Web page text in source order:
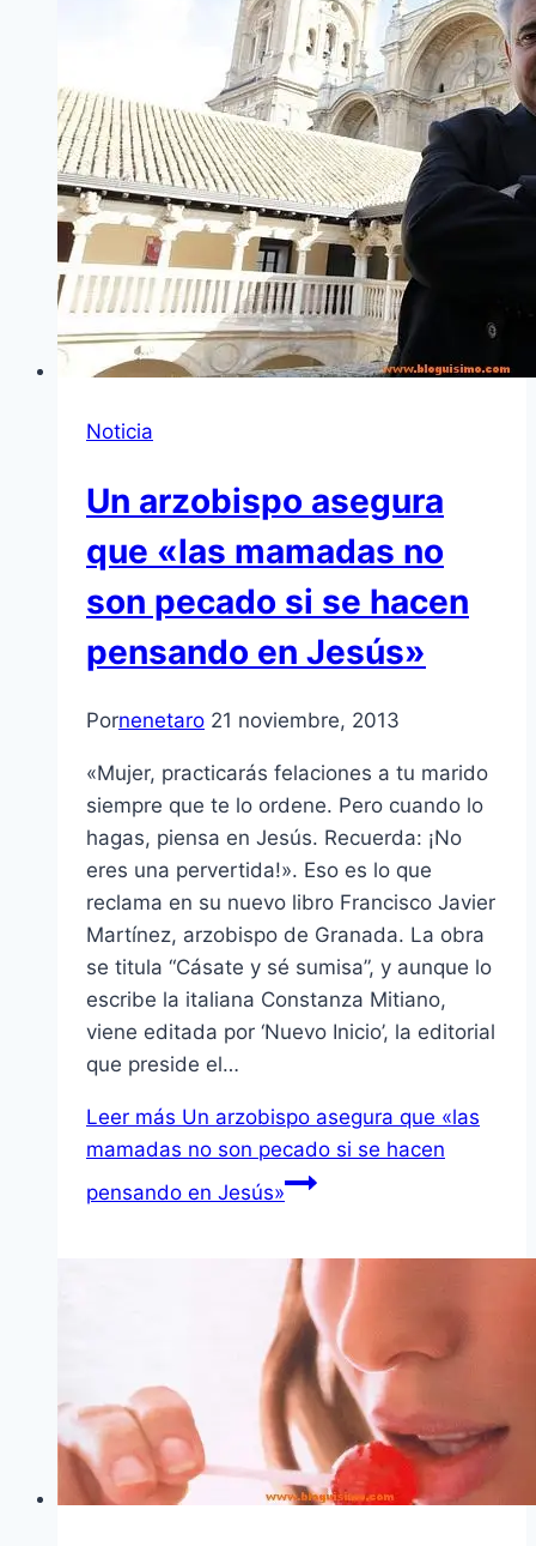
Noticia
Un arzobispo asegura
que «las mamadas no
son pecado si se hacen
pensando en Jesús»
Pornenetaro 21 noviembre, 2013
«Mujer, practicarás felaciones a tu marido
siempre que te lo ordene. Pero cuando lo
hagas, piensa en Jesús. Recuerda: ¡No
eres una pervertida!». Eso es lo que
reclama en su nuevo libro Francisco Javier
Martínez, arzobispo de Granada. La obra
se titula “Cásate y sé sumisa”, y aunque lo
escribe la italiana Constanza Mitiano,
viene editada por ‘Nuevo Inicio’, la editorial
que preside el…
Leer más Un arzobispo asegura que «las
mamadas no son pecado si se hacen
pensando en Jesús»